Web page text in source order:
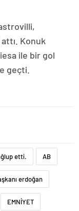
Konuk
ile bir gol
geçti.
etti. AB
erdoğan
EMNİYET